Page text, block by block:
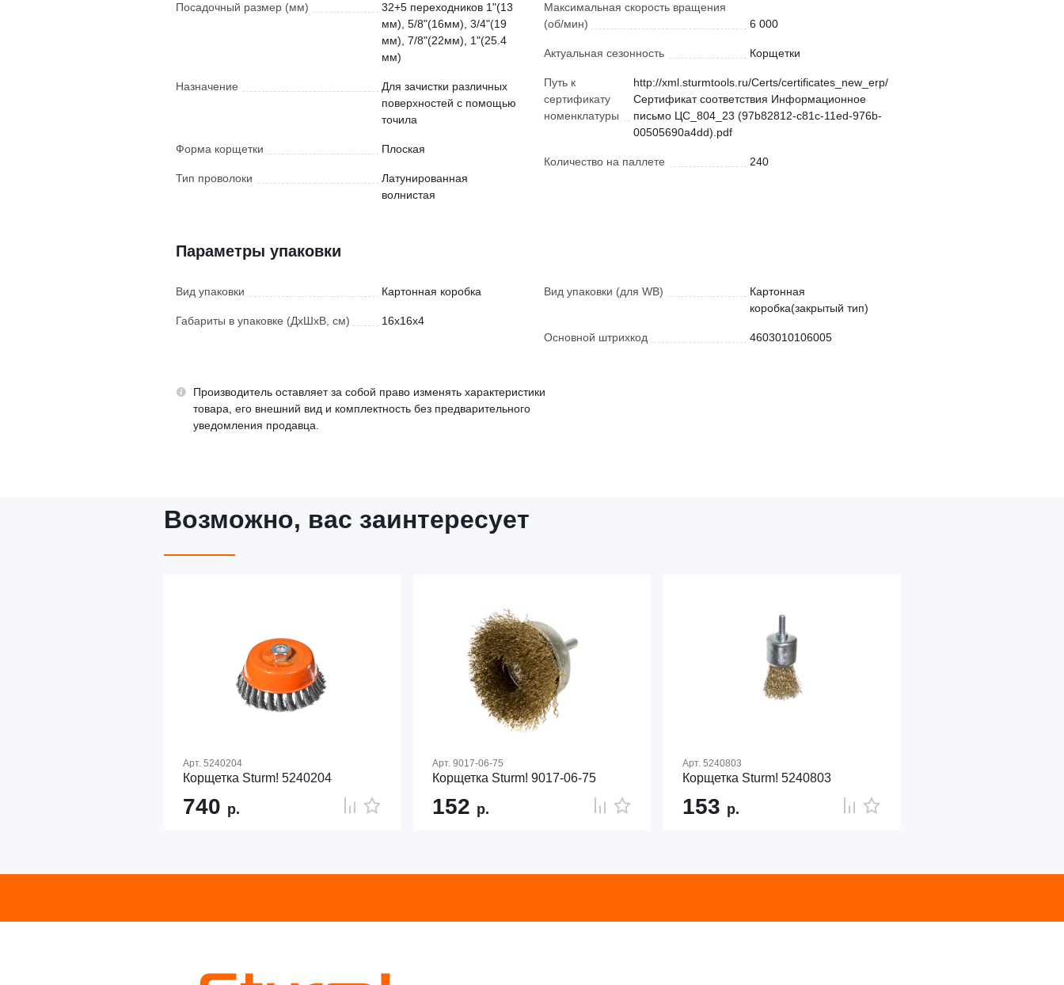
Посадочный размер (мм)
32+5 переходников 1"(13
мм), 5/8"(16мм), 3/4"(19
мм), 7/8"(22мм), 1"(25.4
мм)
Назначение
Для зачистки различных
поверхностей с помощью
точила
Форма корщетки Плоская
Тип проволоки
Латунированная
волнистая
Максимальная скорость вращения
(об/мин)
6 000
Актуальная сезонность Корщетки
Путь к
сертификату
номенклатуры
http://xml.sturmtools.ru/Certs/certificates_new_erp/
Сертификат соответствия Информационное
письмо ЦС_804_23 (97b82812-c81c-11ed-976b-
00505690a4dd).pdf
Количество на паллете 240
Параметры упаковки
Вид упаковки Картонная коробка
Габариты в упаковке (ДхШхВ, см) 16x16x4
Вид упаковки (для WB)
Картонная
коробка(закрытый тип)
Основной штрихкод 4603010106005
Производитель оставляет за собой право изменять характеристики
товара, его внешний вид и комплектность без предварительного
уведомления продавца.
Возможно, вас заинтересует
Арт. 5240204
Корщетка Sturm! 5240204
740 р.
Арт.9017-06-75
Корщетка Sturm! 9017-06-75
152 р.
Арт. 5240803
Корщетка Sturm! 5240803
153 р.